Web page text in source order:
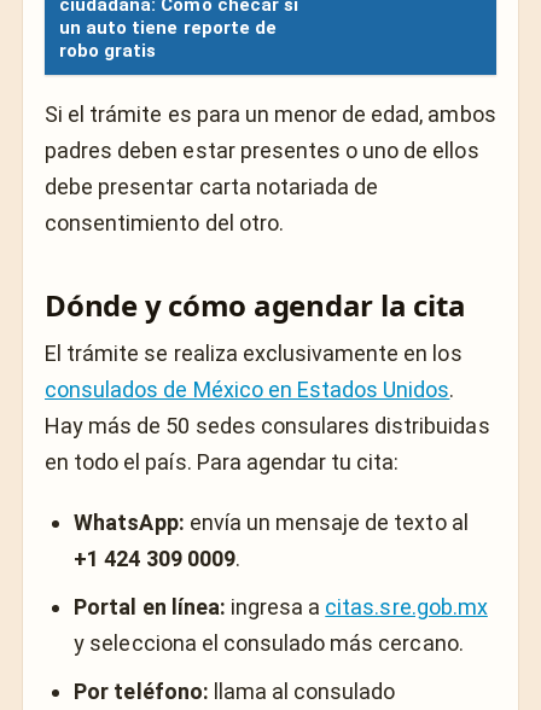
ciudadana: Cómo checar si
un auto tiene reporte de
robo gratis
Si el trámite es para un menor de edad, ambos
padres deben estar presentes o uno de ellos
debe presentar carta notariada de
consentimiento del otro.
Dónde y cómo agendar la cita
El trámite se realiza exclusivamente en los
consulados de México en Estados Unidos.
Hay más de 50 sedes consulares distribuidas
en todo el país. Para agendar tu cita:
WhatsApp: envía un mensaje de texto al
+1 424 309 0009.
Portal en línea: ingresa a citas.sre.gob.mx
y selecciona el consulado más cercano.
Por teléfono: llama al consulado